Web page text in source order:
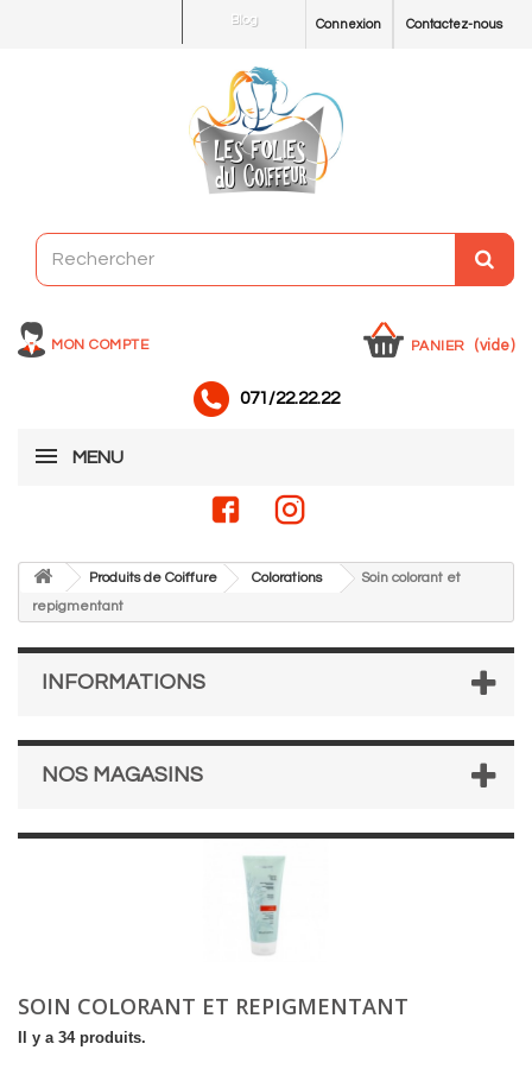
Contactez-nous
Connexion
Blog
MON COMPTE PANIER (vide)
071/22.22.22
MENU
Produits de Coiffure Colorations
Soin colorant et
repigmentant
INFORMATIONS
NOS MAGASINS
SOIN COLORANT ET REPIGMENTANT
Il y a 34 produits.